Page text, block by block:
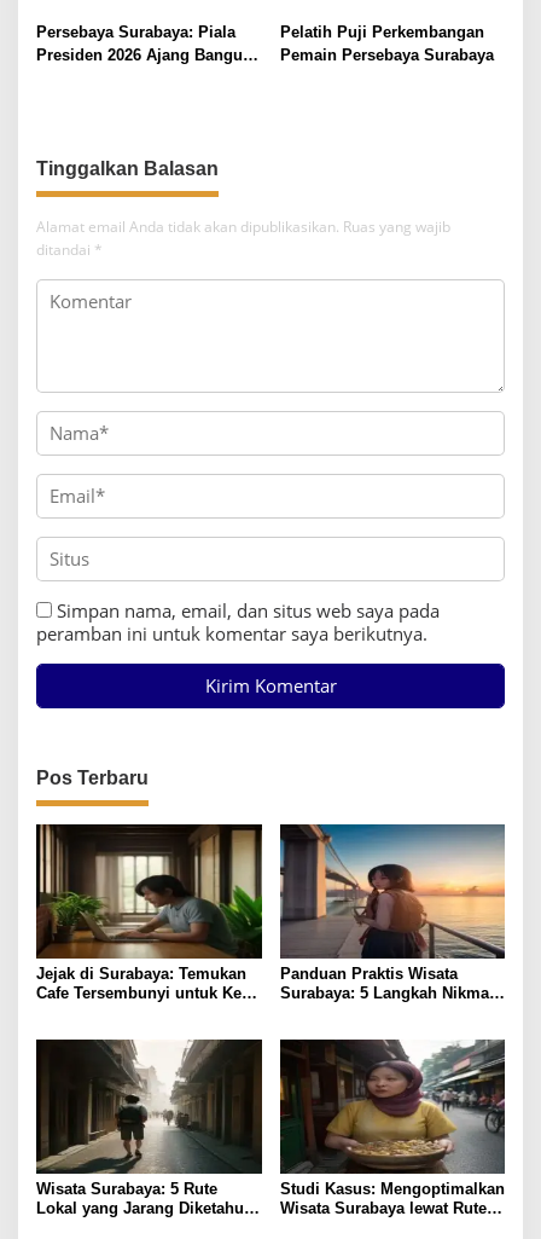
Terkini yang Menarik
Persebaya Surabaya: Piala
Presiden 2026 Ajang Bangun
Pelatih Puji Perkembangan
Pemain Persebaya Surabaya
Tinggalkan Balasan
Alamat email Anda tidak akan dipublikasikan. Ruas yang wajib
ditandai *
Simpan nama, email, dan situs web saya pada
peramban ini untuk komentar saya berikutnya.
Pos Terbaru
Jejak di Surabaya: Temukan
Cafe Tersembunyi untuk Kerja
Panduan Praktis Wisata
Surabaya: 5 Langkah Nikmati
Wisata Surabaya: 5 Rute
Lokal yang Jarang Diketahui
Studi Kasus: Mengoptimalkan
Wisata Surabaya lewat Rute